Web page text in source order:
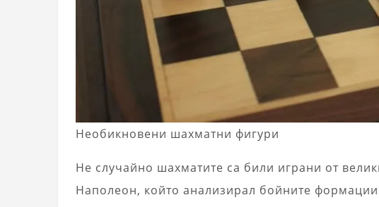
Необикновени шахматни фигури
Не случайно шахматите са били играни от
Наполеон, който анализирал бойните формации